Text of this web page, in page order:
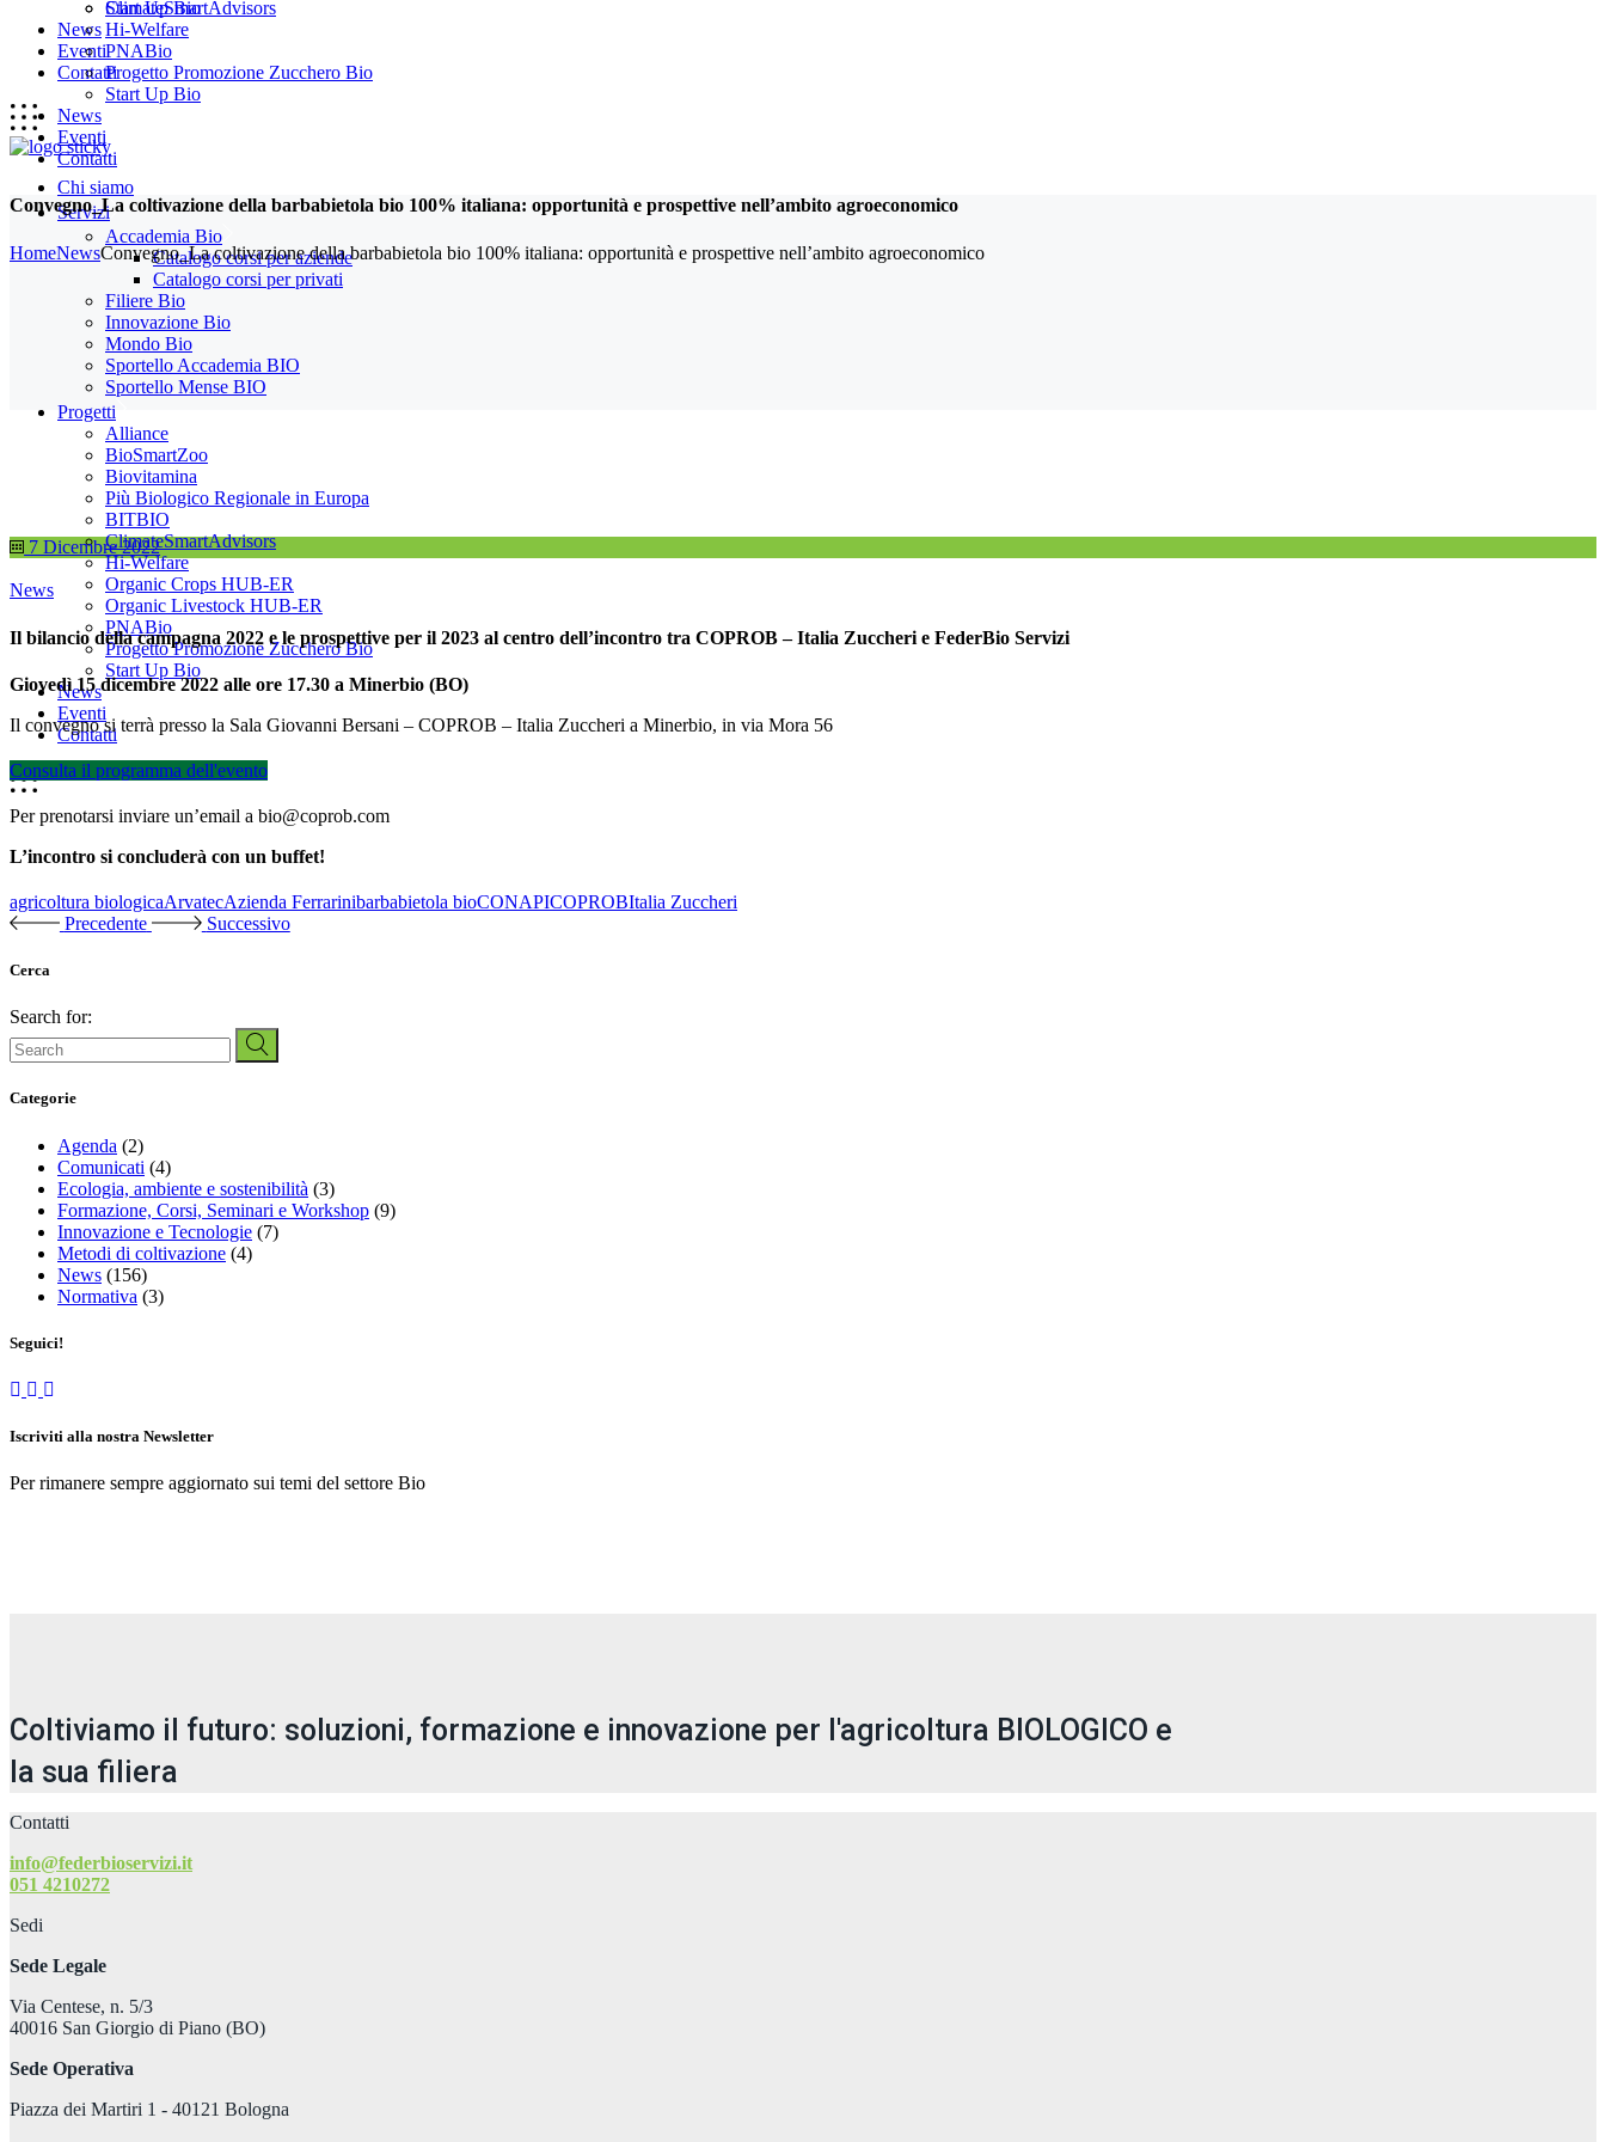
Start Up Bio
News
Eventi
Contatti
Chi siamo
Servizi
Accademia Bio
Catalogo corsi per aziende
Catalogo corsi per privati
Filiere Bio
Innovazione Bio
Mondo Bio
Sportello Accademia BIO
Sportello Mense BIO
Progetti
Alliance
BioSmartZoo
Biovitamina
Più Biologico Regionale in Europa
BITBIO
ClimateSmartAdvisors
Hi-Welfare
Organic Crops HUB-ER
Organic Livestock HUB-ER
PNABio
Progetto Promozione Zucchero Bio
Start Up Bio
News
Eventi
Contatti
ClimateSmartAdvisors
Hi-Welfare
PNABio
Progetto Promozione Zucchero Bio
Start Up Bio
News
Eventi
Contatti
Convegno_La coltivazione della barbabietola bio 100% italiana: opportunità e prospettive nell’ambito agroeconomico
HomeNewsConvegno_La coltivazione della barbabietola bio 100% italiana: opportunità e prospettive nell’ambito agroeconomico
7 Dicembre 2022
News
Il bilancio della campagna 2022 e le prospettive per il 2023 al centro dell’incontro tra COPROB – Italia Zuccheri e FederBio Servizi
Giovedì 15 dicembre 2022 alle ore 17.30 a Minerbio (BO)
Il convegno si terrà presso la Sala Giovanni Bersani – COPROB – Italia Zuccheri a Minerbio, in via Mora 56
Consulta il programma dell'evento
Per prenotarsi inviare un’email a bio@coprob.com
L’incontro si concluderà con un buffet!
agricoltura biologicaArvatecAzienda Ferrarinibarbabietola bioCONAPICOPROBItalia Zuccheri
Precedente
Successivo
Cerca
Search for:
Categorie
Agenda (2)
Comunicati (4)
Ecologia, ambiente e sostenibilità (3)
Formazione, Corsi, Seminari e Workshop (9)
Innovazione e Tecnologie (7)
Metodi di coltivazione (4)
News (156)
Normativa (3)
Seguici!
Iscriviti alla nostra Newsletter
Per rimanere sempre aggiornato sui temi del settore Bio
Coltiviamo il futuro: soluzioni, formazione e innovazione per l'agricoltura BIOLOGICO e
la sua filiera
Contatti
info@federbioservizi.it
051 4210272
Sedi
Sede Legale
Via Centese, n. 5/3
40016 San Giorgio di Piano (BO)
Sede Operativa
Piazza dei Martiri 1 - 40121 Bologna